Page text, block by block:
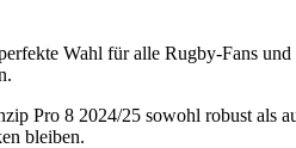
Wahl für alle Rugby-Fans
Pro 8 2024/25 sowohl robust
bleiben.